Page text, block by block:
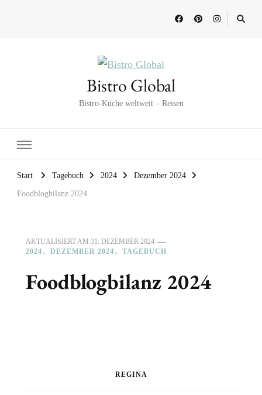
Bistro Global
Bistro-Küche weltweit – Reisen
Start Tagebuch 2024 Dezember 2024
Foodblogbilanz 2024
AKTUALISIERT AM 31. DEZEMBER 2024
2024
DEZEMBER 2024 TAGEBUCH
Foodblogbilanz 2024
REGINA